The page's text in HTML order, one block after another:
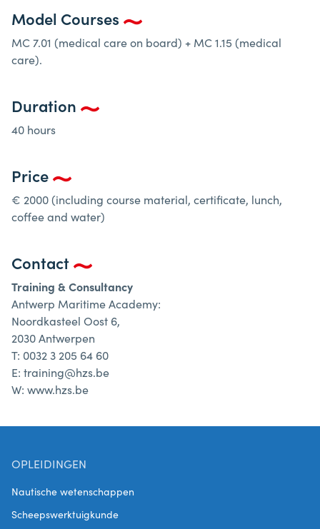
Model Courses
MC 7.01 (medical care on board) + MC 1.15 (medical
care).
Duration
40 hours
Price
€ 2000 (including course material, certificate, lunch,
coffee and water)
Contact
Training & Consultancy
Antwerp Maritime Academy:
Noordkasteel Oost 6,
2030 Antwerpen
T: 0032 3 205 64 60
E: training@hzs.be
W: www.hzs.be
OPLEIDINGEN
Nautische wetenschappen
Scheepswerktuigkunde